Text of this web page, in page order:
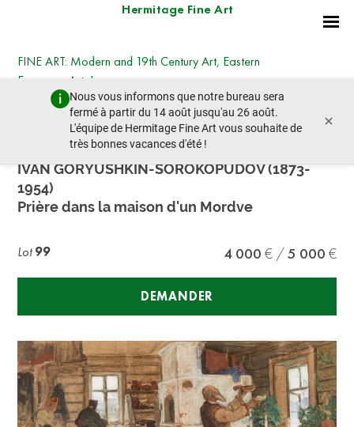
Hermitage Fine Art
Nous vous informons que notre bureau sera
fermé à partir du 14 août jusqu'au 26 août.
L'équipe de Hermitage Fine Art vous souhaite de
très bonnes vacances d'été !
×
FINE ART: Modern and 19th Century Art, Eastern
European Art, Icons
jeudi 19 décembre 2024 - 14:30
lot précédent lot suivant
IVAN GORYUSHKIN-SOROKOPUDOV (1873-
1954)
Prière dans la maison d'un Mordve
Lot99 4 000 5 000
DEMANDER